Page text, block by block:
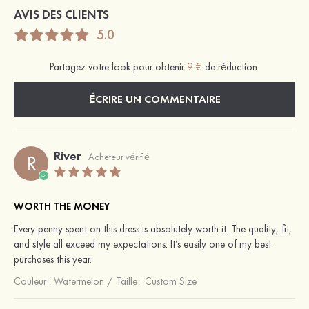
AVIS DES CLIENTS
5.0
Partagez votre look pour obtenir 9 € de réduction.
ÉCRIRE UN COMMENTAIRE
R River Acheteur vérifié
WORTH THE MONEY
Every penny spent on this dress is absolutely worth it. The quality, fit,
and style all exceed my expectations. It’s easily one of my best
purchases this year.
Couleur : Watermelon / Taille : Custom Size